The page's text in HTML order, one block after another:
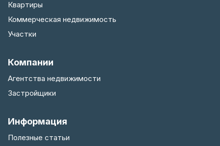
Квартиры
Коммерческая недвижимость
Участки
Компании
Агентства недвижимости
Застройщики
Информация
Полезные статьи